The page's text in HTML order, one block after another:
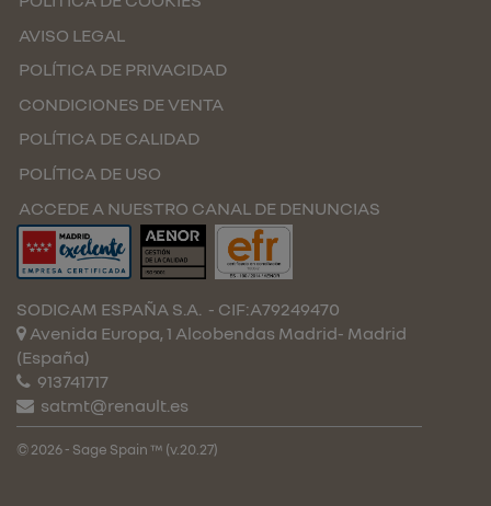
AVISO LEGAL
POLÍTICA DE PRIVACIDAD
CONDICIONES DE VENTA
POLÍTICA DE CALIDAD
POLÍTICA DE USO
ACCEDE A NUESTRO CANAL DE DENUNCIAS
SODICAM ESPAÑA S.A. - CIF:A79249470
Avenida Europa, 1 Alcobendas Madrid- Madrid
(España)
913741717
satmt@renault.es
© 2026 - Sage Spain ™ (v.20.27)